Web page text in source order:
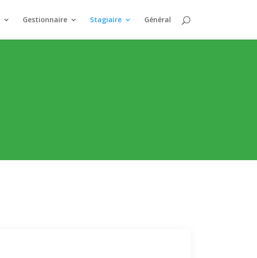
Gestionnaire Stagiaire Général